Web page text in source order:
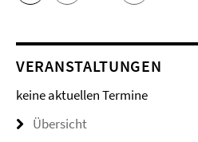
VERANSTALTUNGEN
keine aktuellen Termine
Übersicht